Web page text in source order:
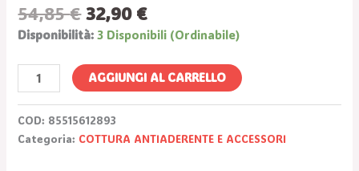
54,85€ 32,90 €
Disponibilità: 3 Disponibili (ordinabile)
AGGIUNGI AL CARRELLO
COD: 85515612893
Categoria: COTTURA ANTIADERENTE E ACCESSORI